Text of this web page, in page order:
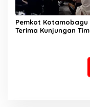
Pemkot Kotamobagu
Terima Kunjungan Tim